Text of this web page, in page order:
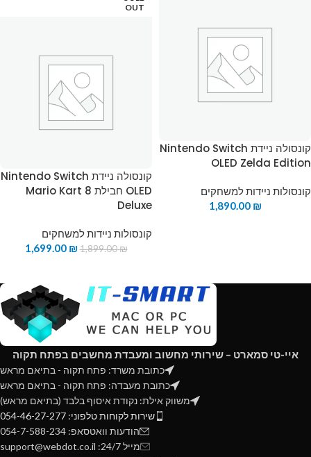
קונסולה ניידת Nintendo Switch
OLED Zelda Edition
קונסולות ניידות למשחקים
1,890.00 ₪
OUT
קונסולה ניידת Nintendo Switch
OLED חבילת Mario Kart 8
Deluxe
קונסולות ניידות למשחקים
1,899.00₪
1,699.00 ₪
איי-טי סמארט – שירותי מחשוב ומעבדת מחשבים בפתח תקוה
כתובת משרד: פתח תקוה - בתיאם מראש
כתובת מעבדה: פתח תקוה - בתיאם מראש
משווק אילת: נקודת איסוף בלבד (בתיאם מראש)
שירות לקוחות טלפוני: 054-46-27-277
הודעות וואטסאפ: 054-7-588-234
מייל 24/7: support@webdot.co.il